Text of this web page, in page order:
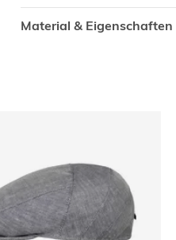
Material & Eigenschaften